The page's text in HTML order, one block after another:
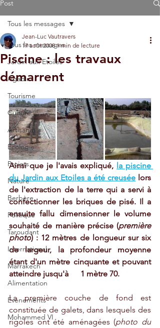
Post
Tous les messages
Jardin aux Etoiles
Agadir
Tourisme
Culture
Artisanat
Ecologie
Projets
Nature
Berbère
Politique
Taroudant
International
Marrakech
Alimentation
Evénements
Mohammed VI
Tous les messages
Piscine : les travaux
démarrent
Jean-Luc Vautravers
17 août 2008 1 min de lecture
Ainsi que je l'avais expliqué, la piscine
du Jardin aux Etoiles a été creusée lors
de l'extraction de la terre qui a servi à
confectionner les briques de pisé. Il a
ensuite fallu dimensionner le volume
souhaité de manière précise (première
photo) : 12 mètres de longueur sur six
de largeur, la profondeur moyenne
étant d'un mètre cinquante et pouvant
atteindre jusqu'à      1 mètre 70.
La première couche de fond est
constituée de galets, dans lesquels des
rigoles ont été aménagées (photo du